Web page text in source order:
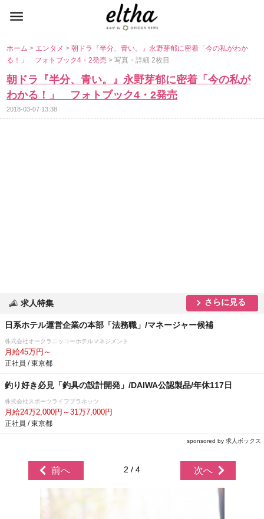
ホーム> エンタメ>朝ドラ『半分、青い。』永野芽郁に密着「今の私がわか
る！」 フォトブック4・2発売> 写真・詳細 2枚目
朝ドラ『半分、青い。』永野芽郁に密着「今の私が
わかる！」 フォトブック4・2発売
2018-03-07 13:38
求人特集 さらに見る
日系ホテル運営企業の本部「法務職」/マネージャー候補
株式会社オークラニッコーホテルマネジメント
月給45万円～
正社員 / 東京都
釣り好き必見「釣具の設計開発」/DAIWA公認製品/年休117日
株式会社スポーツライフプラネッツ
月給24万2,000円～31万7,000円
正社員 / 東京都
sponsored by 求人ボックス
前へ 2 / 4 次へ